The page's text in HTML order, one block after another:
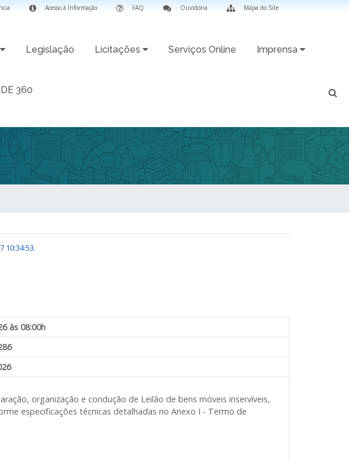
Mapa do Site
Ouvidoria
FAQ
Acesso à Informação
Legislação Licitações Serviços Online Imprensa
360
10:34:53.
às 08:00h
organização e condução de Leilão de bens móveis inservíveis,
especificações técnicas detalhadas no Anexo I - Termo de